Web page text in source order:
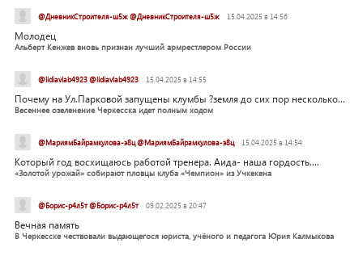
@ДневникСтроителя-ш5ж @ДневникСтроителя-ш5ж 15.04.2025 в 14:56
Молодец
Альберт Кенжев вновь признан лучший армрестлером России
@lidiavlab4923 @lidiavlab4923 15.04.2025 в 14:55
Почему на Ул.Парковой запущены клумбы ?земля до сих пор несколько...
Весеннее озеленение Черкесска идет полным ходом
@МариямБайрамкулова-э8ц @МариямБайрамкулова-э8ц 15.04.2025 в 14:54
Который год восхищаюсь работой тренера. Аида- наша гордость....
«Золотой урожай» собирают пловцы клуба «Чемпион» из Учкекена
@Борис-р4л5т @Борис-р4л5т 09.02.2025 в 20:47
Вечная память
В Черкесске чествовали выдающегося юриста, учёного и педагога Юрия Калмыкова